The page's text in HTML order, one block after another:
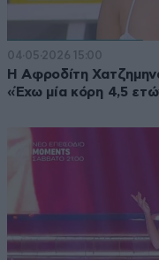
04·05·2026 15:00
Η Αφροδίτη
«Έχω μία κόρη 4,5